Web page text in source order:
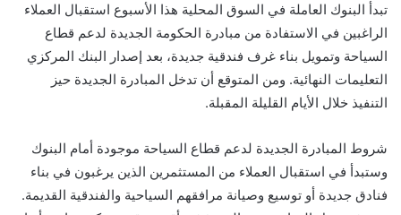
تبدأ البنوك العاملة في السوق المحلية هذا الأسبوع استقبال العملاء
الراغبين في الاستفادة من مبادرة الحكومة الجديدة لدعم قطاع
السياحة وتمويل بناء غرف فندقية جديدة، بعد إصدار البنك المركزي
التعليمات النهائية. ومن المتوقع أن تدخل المبادرة الجديدة حيز
التنفيذ خلال الأيام القليلة المقبلة.
شروط المبادرة الجديدة لدعم قطاع السياحة موجودة أمام البنوك
وستبدأ في استقبال العملاء من المستثمرين الذين يرغبون في بناء
فنادق جديدة أو توسيع وصيانة مرافقهم السياحية والفندقية القديمة.